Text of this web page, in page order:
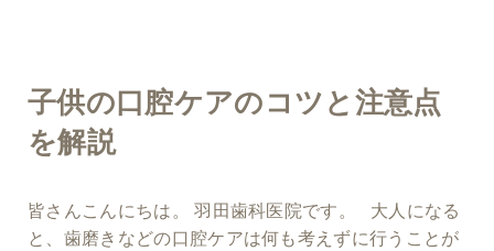
子供の口腔ケアのコツと注意点
を解説
皆さんこんにちは。 羽田歯科医院です。 大人になる
と、歯磨きなどの口腔ケアは何も考えずに行うことが